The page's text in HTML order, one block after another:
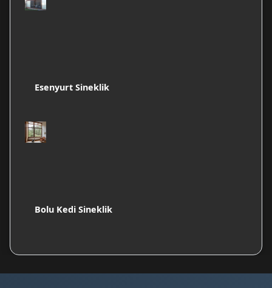
Esenyurt Sineklik
Bolu Kedi Sineklik